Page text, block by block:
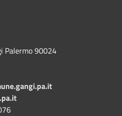
Palermo 90024